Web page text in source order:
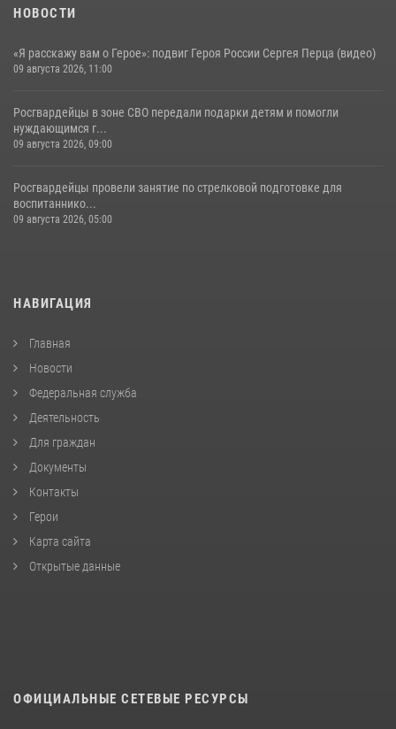
НОВОСТИ
«Я расскажу вам о Герое»: подвиг Героя России Сергея Перца (видео)
09 августа 2026, 11:00
Росгвардейцы в зоне СВО передали подарки детям и помогли
нуждающимся г...
09 августа 2026, 09:00
Росгвардейцы провели занятие по стрелковой подготовке для
воспитаннико...
09 августа 2026, 05:00
НАВИГАЦИЯ
Главная
Новости
Федеральная служба
Деятельность
Для граждан
Документы
Контакты
Герои
Карта сайта
Открытые данные
ОФИЦИАЛЬНЫЕ СЕТЕВЫЕ РЕСУРСЫ